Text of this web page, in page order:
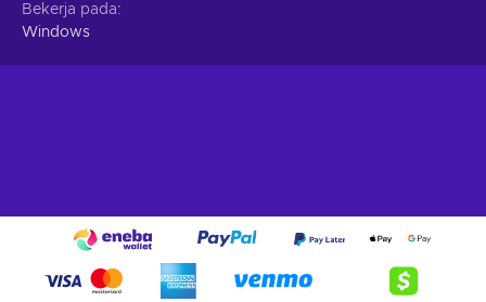
Bekerja pada
Windows